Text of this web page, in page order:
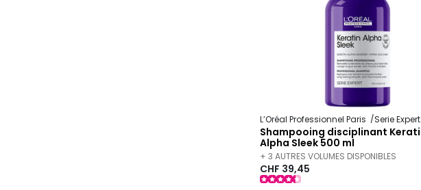
L’Oréal Professionnel Paris Serie Expert
Shampooing disciplinant
Alpha Sleek 500 ml
+ 3 AUTRES VOLUMES DISPONIBLES
CHF 39,45